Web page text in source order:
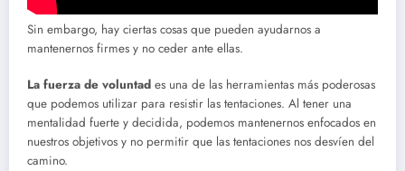
Sin embargo, hay ciertas cosas que pueden ayudarnos a
mantenernos firmes y no ceder ante ellas.
La fuerza de voluntad es una de las herramientas más poderosas
que podemos utilizar para resistir las tentaciones. Al tener una
mentalidad fuerte y decidida, podemos mantenernos enfocados en
nuestros objetivos y no permitir que las tentaciones nos desvíen del
camino.